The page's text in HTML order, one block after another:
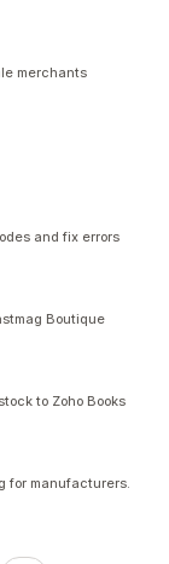
merchants
and fix errors
Boutique
to Zoho Books
for manufacturers.